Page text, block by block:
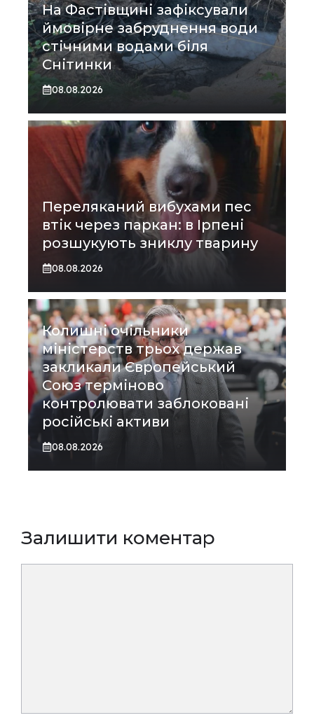
На Фастівщині зафіксували
ймовірне забруднення води
стічними водами біля
Снітинки
08.08.2026
Переляканий вибухами пес
втік через паркан: в Ірпені
розшукують зниклу тварину
08.08.2026
Колишні очільники
міністерств трьох держав
закликали Європейський
Союз терміново
контролювати заблоковані
російські активи
08.08.2026
Залишити коментар